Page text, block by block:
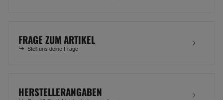
FRAGE ZUM ARTIKEL
Stell uns deine Frage
HERSTELLERANGABEN